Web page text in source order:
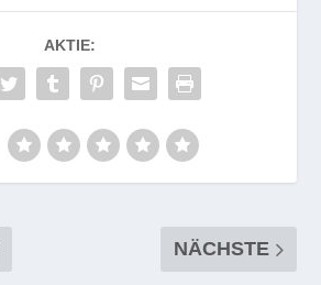
AKTIE:
NÄCHSTE